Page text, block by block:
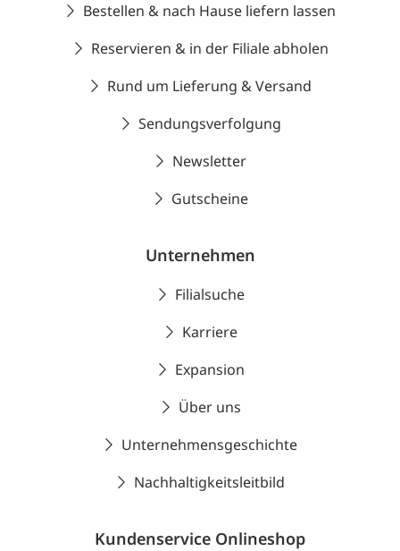
Bestellen & nach Hause liefern lassen
Reservieren & in der Filiale abholen
Rund um Lieferung & Versand
Sendungsverfolgung
Newsletter
Gutscheine
Unternehmen
Filialsuche
Karriere
Expansion
Über uns
Unternehmensgeschichte
Nachhaltigkeitsleitbild
Kundenservice Onlineshop